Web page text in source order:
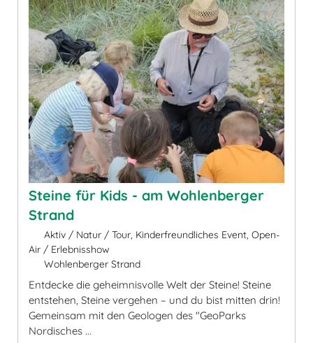
Steine für Kids - am Wohlenberger
Strand
Aktiv / Natur / Tour, Kinderfreundliches Event, Open-
Air / Erlebnisshow
Wohlenberger Strand
Entdecke die geheimnisvolle Welt der Steine! Steine
entstehen, Steine vergehen – und du bist mitten drin!
Gemeinsam mit den Geologen des "GeoParks
Nordisches ...